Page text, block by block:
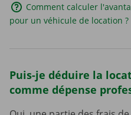
Comment calculer
pour un véhicule de location ?
Puis-je déduire la
comme dépense